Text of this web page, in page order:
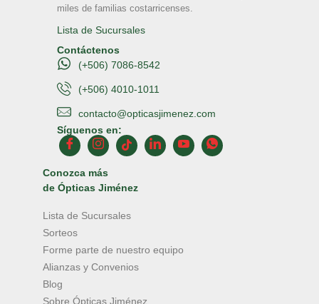
miles de familias costarricenses.
Lista de Sucursales
Contáctenos
(+506) 7086-8542
(+506) 4010-1011
contacto@opticasjimenez.com
Síguenos en:
Conozca más
de Ópticas Jiménez
Lista de Sucursales
Sorteos
Forme parte de nuestro equipo
Alianzas y Convenios
Blog
Sobre Ópticas Jiménez